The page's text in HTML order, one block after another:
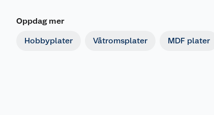
Oppdag mer
Hobbyplater Våtromsplater MDF plater